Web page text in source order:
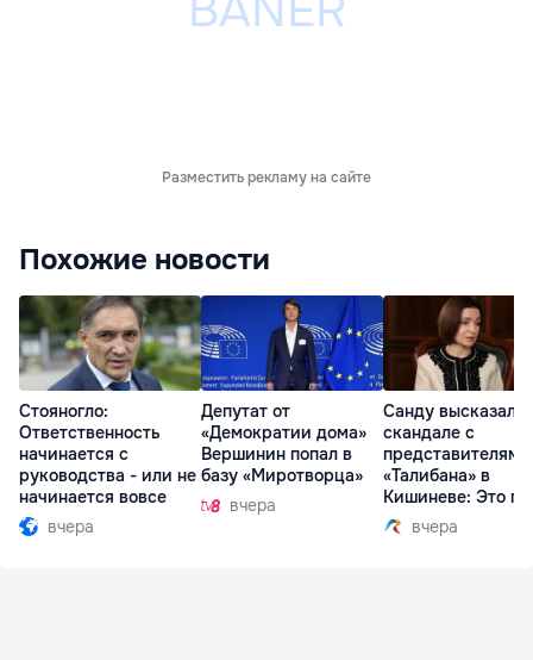
Разместить рекламу на сайте
Похожие новости
Стояногло:
Ответственность
начинается с
руководства - или не
начинается вовсе
вчера
Депутат от
«Демократии дома»
Вершинин попал в
базу «Миротворца»
вчера
Санду
скандале с
представителями
«Талибана» в
Кишиневе: Это
вчера